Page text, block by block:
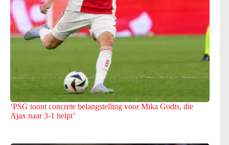
‘PSG toont concrete belangstelling voor Mika Godts, die
Ajax naar 3-1 helpt’